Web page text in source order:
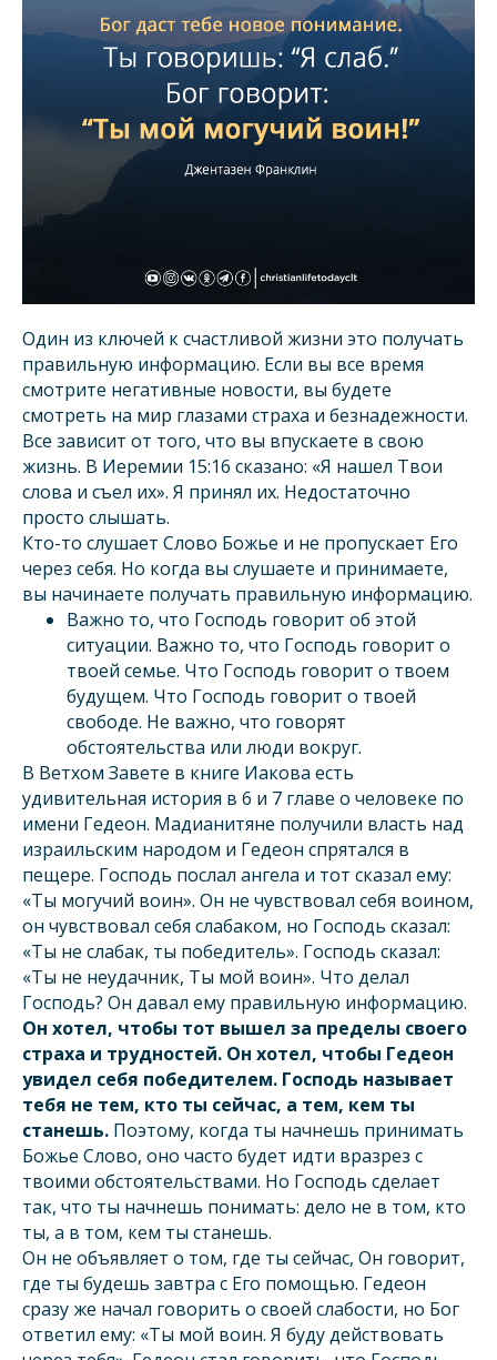
Один из ключей к счастливой жизни это получать
правильную информацию. Если вы все время
смотрите негативные новости, вы будете
смотреть на мир глазами страха и безнадежности.
Все зависит от того, что вы впускаете в свою
жизнь. В Иеремии 15:16 сказано: «Я нашел Твои
слова и съел их». Я принял их. Недостаточно
просто слышать.
Кто-то слушает Слово Божье и не пропускает Его
через себя. Но когда вы слушаете и принимаете,
вы начинаете получать правильную информацию.
Важно то, что Господь говорит об этой
ситуации. Важно то, что Господь говорит о
твоей семье. Что Господь говорит о твоем
будущем. Что Господь говорит о твоей
свободе. Не важно, что говорят
обстоятельства или люди вокруг.
В Ветхом Завете в книге Иакова есть
удивительная история в 6 и 7 главе о человеке по
имени Гедеон. Мадианитяне получили власть над
израильским народом и Гедеон спрятался в
пещере. Господь послал ангела и тот сказал ему:
«Ты могучий воин». Он не чувствовал себя воином,
он чувствовал себя слабаком, но Господь сказал:
«Ты не слабак, ты победитель». Господь сказал:
«Ты не неудачник, Ты мой воин». Что делал
Господь? Он давал ему правильную информацию.
Он хотел, чтобы тот вышел за пределы своего
страха и трудностей. Он хотел, чтобы Гедеон
увидел себя победителем. Господь называет
тебя не тем, кто ты сейчас, а тем, кем ты
станешь. Поэтому, когда ты начнешь принимать
Божье Слово, оно часто будет идти вразрез с
твоими обстоятельствами. Но Господь сделает
так, что ты начнешь понимать: дело не в том, кто
ты, а в том, кем ты станешь.
Он не объявляет о том, где ты сейчас, Он говорит,
где ты будешь завтра с Его помощью. Гедеон
сразу же начал говорить о своей слабости, но Бог
ответил ему: «Ты мой воин. Я буду действовать